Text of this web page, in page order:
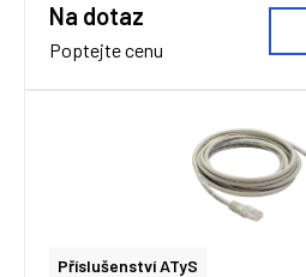
Na dotaz
Poptejte cenu
Příslušenství ATyS